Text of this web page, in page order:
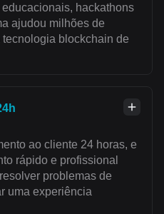
hackathons
ajudou milhões de
blockchain de
ao cliente 24 horas, e
rápido e profissional
problemas de
uma experiência